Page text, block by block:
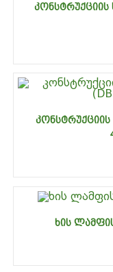
ᲙᲝᲜᲡᲢᲠᲣᲥᲪᲘᲘᲡ
ᲙᲝᲜᲡᲢᲠᲣᲥᲪᲘᲘᲡ
ᲮᲘᲡ